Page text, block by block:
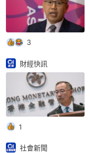
3
財經快訊
1
社會新聞